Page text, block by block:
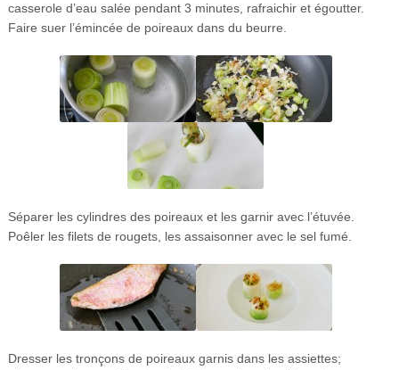
casserole d’eau salée pendant 3 minutes, rafraichir et égoutter.
Faire suer l’émincée de poireaux dans du beurre.
Séparer les cylindres des poireaux et les garnir avec l’étuvée.
Poêler les filets de rougets, les assaisonner avec le sel fumé.
Dresser les tronçons de poireaux garnis dans les assiettes;